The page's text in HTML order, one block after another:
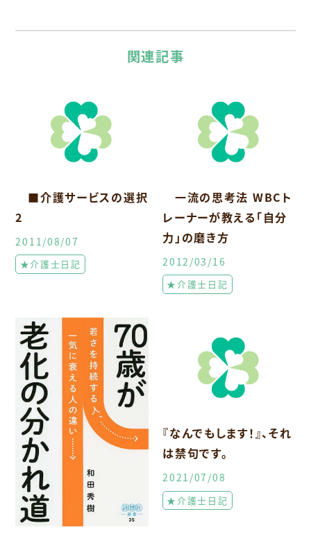
関連記事
■介護サービスの選択
2
2011/08/07
★介護士日記
一流の思考法 WBCト
レーナーが教える「自分
力」の磨き方
2012/03/16
★介護士日記
『なんでもします！』、それ
は禁句です。
2021/07/08
★介護士日記